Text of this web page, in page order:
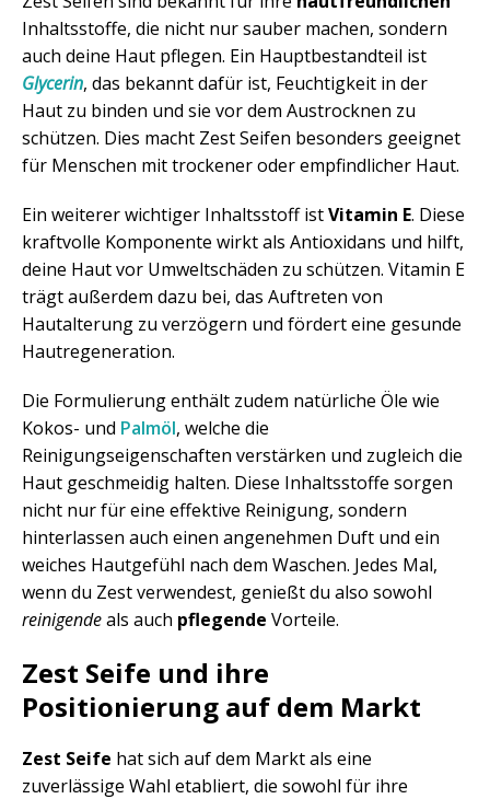
Inhaltsstoffe, die nicht nur sauber machen, sondern
auch deine Haut pflegen. Ein Hauptbestandteil ist
Glycerin, das bekannt dafür ist, Feuchtigkeit in der
Haut zu binden und sie vor dem Austrocknen zu
schützen. Dies macht Zest Seifen besonders geeignet
für Menschen mit trockener oder empfindlicher Haut.
Ein weiterer wichtiger Inhaltsstoff istVitamin E. Diese
kraftvolle Komponente wirkt als Antioxidans und hilft,
deine Haut vor Umweltschäden zu schützen. Vitamin E
trägt außerdem dazu bei, das Auftreten von
Hautalterung zu verzögern und fördert eine gesunde
Hautregeneration.
Die Formulierung enthält zudem natürliche Öle wie
Kokos- und Palmöl, welche die
Reinigungseigenschaften verstärken und zugleich die
Haut geschmeidig halten. Diese Inhaltsstoffe sorgen
nicht nur für eine effektive Reinigung, sondern
hinterlassen auch einen angenehmen Duft und ein
weiches Hautgefühl nach dem Waschen. Jedes Mal,
wenn du Zest verwendest, genießt du also sowohl
reinigendeals auch pflegende Vorteile.
Zest Seife und ihre
Positionierung auf dem Markt
Zest Seife hat sich auf dem Markt als eine
zuverlässige Wahl etabliert, die sowohl für ihre